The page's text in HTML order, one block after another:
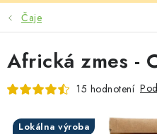
DOPLNKY STRAVY
CIELE
POTRAVINY A NÁPOJE
ZĽAVY, AKCIE
Čaje
Africká zmes -
15 hodnotení
Lokálna výroba